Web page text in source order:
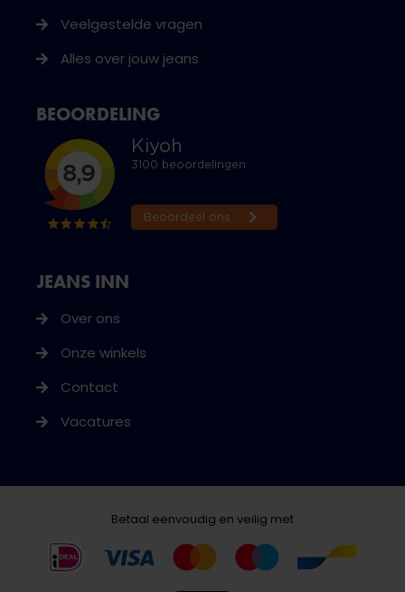
JEANS INN
Over ons
Onze winkels
Contact
Vacatures
Veelgestelde vragen
Alles over jouw jeans
BEOORDELING
Betaal eenvoudig en veilig met